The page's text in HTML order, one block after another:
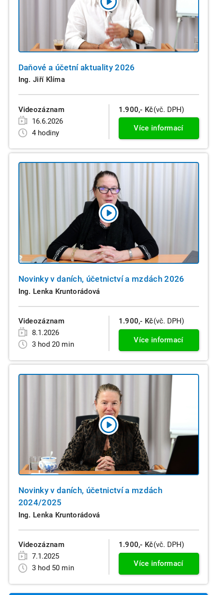
Daňové a účetní aktuality 2026
Ing. Jiří Klíma
Videozáznam
16.6.2026
4 hodiny
1.900,- Kč(vč. DPH)
Více informací
Novinky v daních, účetnictví a mzdách 2026
Ing. Lenka Kruntorádová
Videozáznam
8.1.2026
3 hod 20 min
1.900,- Kč(vč. DPH)
Více informací
Novinky v daních, účetnictví a mzdách
2024/2025
Ing. Lenka Kruntorádová
Videozáznam
7.1.2025
3 hod 50 min
1.900,- Kč(vč. DPH)
Více informací